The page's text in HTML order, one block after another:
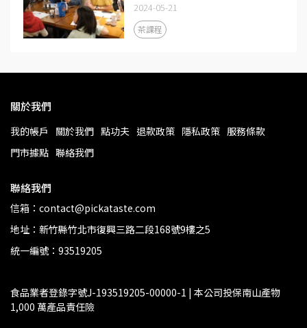
2024-05-21
茶課程
關於我們
我的帳戶 關於我們 點功夫 退款政策 隱私政策 服務條款
門市據點 聯絡我們
聯絡我們
信箱：contact@pickataste.com
地址：新竹縣竹北市復興三路二段168號9樓之5
統一編號：93519205
食品業者登錄字號J-193519205-00000-1 | 本公司投保南山產物
1,000 萬產品責任險